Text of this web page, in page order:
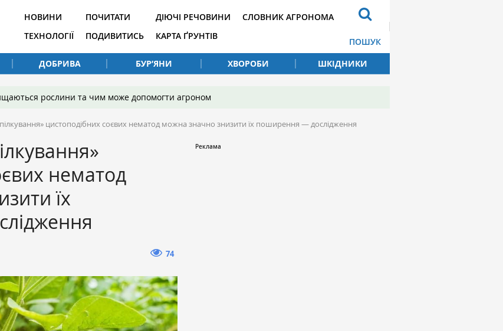
НОВИНИ
ТЕХНОЛОГІЇ
ПОЧИТАТИ
ПОДИВИТИСЬ
ДІЮЧІ РЕЧОВИНИ
КАРТА ҐРУНТІВ
СЛОВНИК АГРОНОМА
ПОШУК
ДОБРИВА БУР’ЯНИ ХВОРОБИ ШКІДНИКИ
рослини та чим може допомогти агроном
цистоподібних соєвих нематод можна значно знизити їх поширення — дослідження
нематод
їх
74